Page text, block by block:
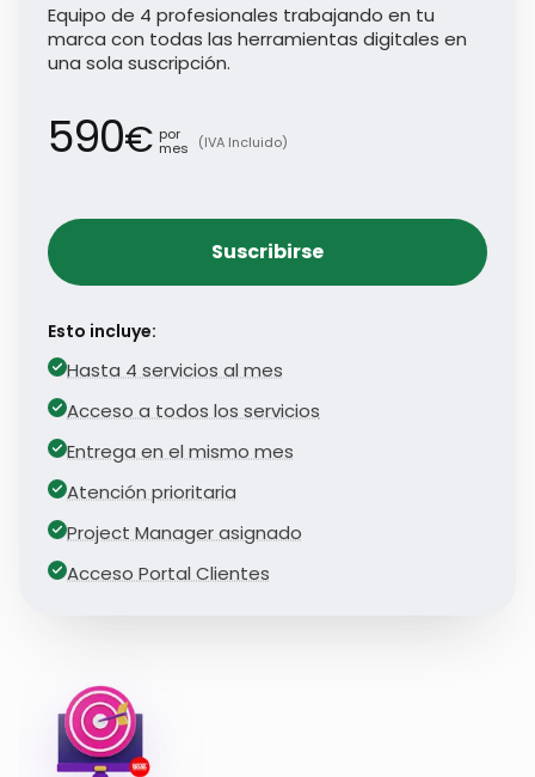
Equipo de 4 profesionales trabajando en tu
marca con todas las herramientas digitales en
una sola suscripción.
590€ por
mes (IVA Incluido)
Suscribirse
Esto incluye:
Hasta 4 servicios al mes
Acceso a todos los servicios
Entrega en el mismo mes
Atención prioritaria
Project Manager asignado
Acceso Portal Clientes